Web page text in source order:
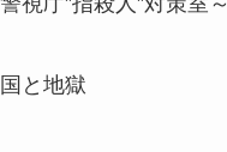
と地獄